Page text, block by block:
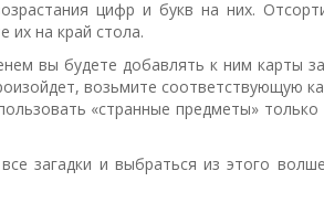
цифр и букв на них.
их на край стола.
вы будете добавлять к ним карты
возьмите соответствующую
«странные предметы» только
загадки и выбраться из этого